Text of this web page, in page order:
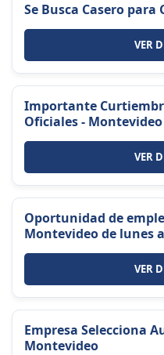
Se Busca Casero para
VER
Importante
Oficiales - Montevideo
VER
Oportunidad de
Montevideo de lunes
VER
Empresa Selecciona
Montevideo